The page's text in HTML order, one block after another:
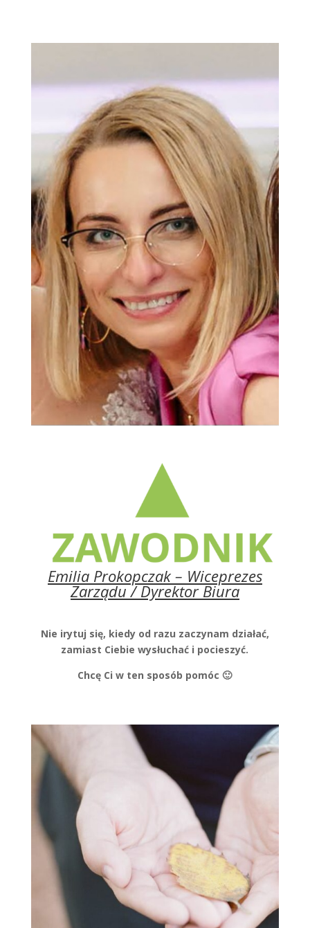
Emilia Prokopczak – Wiceprezes
Zarządu / Dyrektor Biura
Nie irytuj się, kiedy od razu zaczynam działać,
zamiast Ciebie wysłuchać i pocieszyć.
Chcę Ci w ten sposób pomóc 🙂